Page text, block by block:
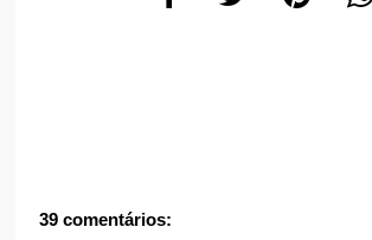
39 comentários: